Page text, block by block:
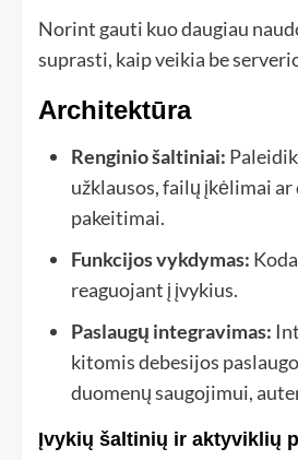
Norint gauti kuo daugiau
suprasti, kaip veikia be
Architektūra
Renginio šaltiniai:
užklausos, failų įkėlimai ar
pakeitimai.
Funkcijos vykdymas:
reaguojant į įvykius.
Paslaugų integravimas:
kitomis debesijos
duomenų saugojimui,
Įvykių šaltinių ir aktyviklių